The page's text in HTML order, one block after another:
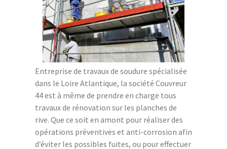
Entreprise de travaux de soudure spécialisée
dans le Loire Atlantique, la société Couvreur
44 est à même de prendre en charge tous
travaux de rénovation sur les planches de
rive. Que ce soit en amont pour réaliser des
opérations préventives et anti-corrosion afin
d’éviter les possibles fuites, ou pour effectuer